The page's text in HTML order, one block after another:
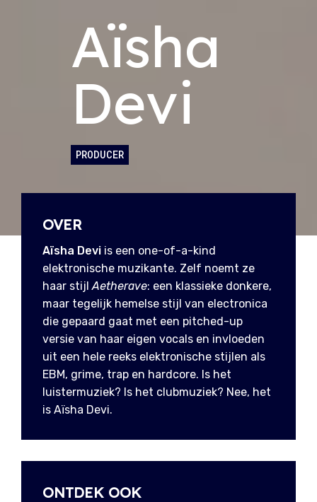
Aïsha
Devi
PRODUCER
OVER
Aïsha Devi is een one-of-a-kind
elektronische muzikante. Zelf noemt ze
haar stijlAetherave: een klassieke donkere,
maar tegelijk hemelse stijl van electronica
die gepaard gaat met een pitched-up
versie van haar eigen vocals en invloeden
uit een hele reeks elektronische stijlen als
EBM, grime, trap en hardcore. Is het
luistermuziek? Is het clubmuziek? Nee, het
is Aïsha Devi.
ONTDEK OOK